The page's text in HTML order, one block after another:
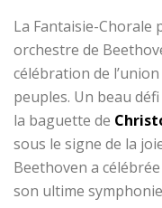
La Fantaisie-
orchestre de
célébration de
peuples. Un beau
la baguette de
sous le signe de la
Beethoven a
son ultime